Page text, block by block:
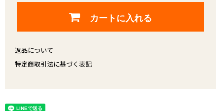
カートに入れる
返品について
特定商取引法に基づく表記